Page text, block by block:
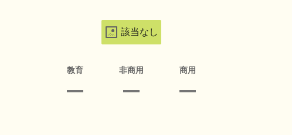
該当なし
教育 非商用 商用